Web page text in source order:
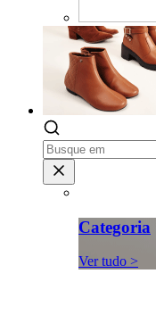
Categoria
Ver tudo >